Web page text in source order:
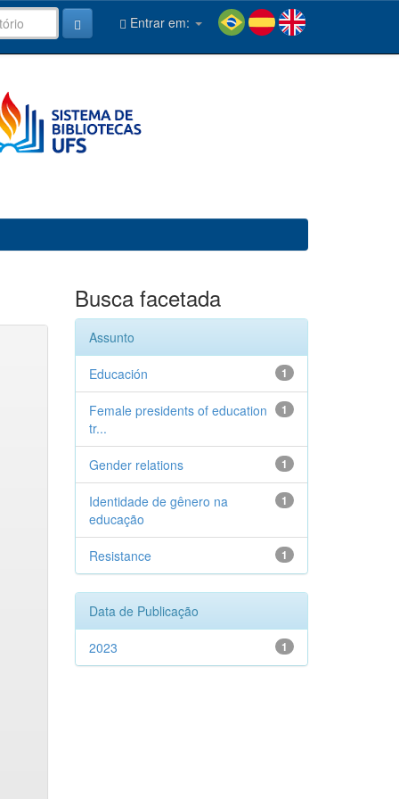
Entrar em:
Busca facetada
Assunto
1
Educación
1
Female presidents of education
tr...
1
Gender relations
1
Identidade de gênero na
educação
1
Resistance
Data de Publicação
1
2023